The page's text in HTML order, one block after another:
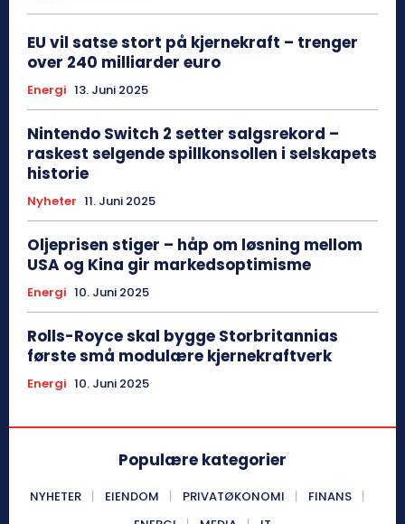
EU vil satse stort på kjernekraft – trenger
over 240 milliarder euro
Energi 13. Juni 2025
Nintendo Switch 2 setter salgsrekord –
raskest selgende spillkonsollen i selskapets
historie
Nyheter 11. Juni 2025
Oljeprisen stiger – håp om løsning mellom
USA og Kina gir markedsoptimisme
Energi 10. Juni 2025
Rolls-Royce skal bygge Storbritannias
første små modulære kjernekraftverk
Energi 10. Juni 2025
Populære kategorier
NYHETER EIENDOM PRIVATØKONOMI
FINANS